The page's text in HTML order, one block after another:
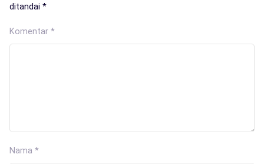
ditandai *
Komentar *
Nama *